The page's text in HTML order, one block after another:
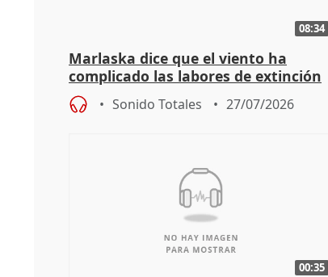
08:34
Marlaska dice que el viento ha
complicado las labores de extinción
durante la madrugada
Sonido Totales 27/07/2026
00:35